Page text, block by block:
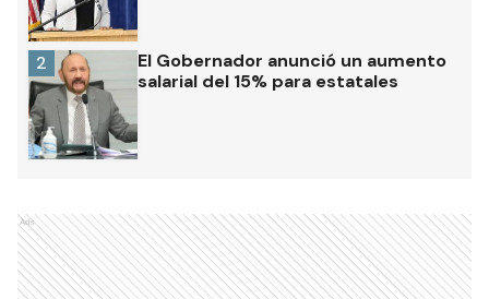
El Gobernador anunció un aumento
salarial del 15% para estatales
2
Ads